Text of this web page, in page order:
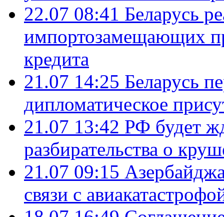
22.07 08:41 Беларусь
импортозамещающих
кредита
21.07 14:25 Беларусь
дипломатическое
21.07 13:42 РФ будет
разбирательства о
21.07 09:15
связи с